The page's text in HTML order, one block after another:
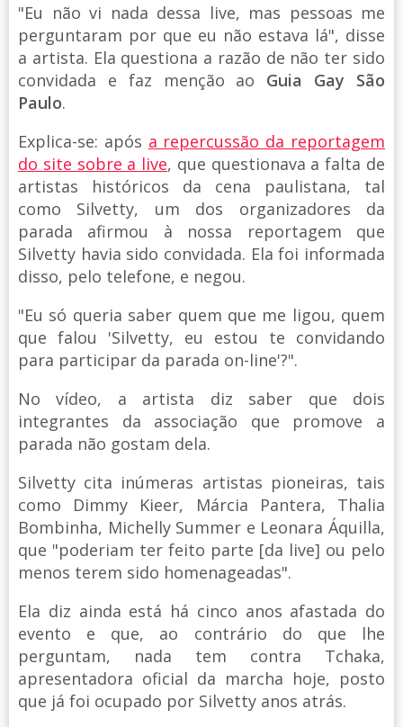
"Eu não vi nada dessa live, mas pessoas me
perguntaram por que eu não estava lá", disse
a artista. Ela questiona a razão de não ter sido
convidada e faz menção ao Guia Gay São
Paulo.
Explica-se: após a repercussão da reportagem
do site sobre a live, que questionava a falta de
artistas históricos da cena paulistana, tal
como Silvetty, um dos organizadores da
parada afirmou à nossa reportagem que
Silvetty havia sido convidada. Ela foi informada
disso, pelo telefone, e negou.
"Eu só queria saber quem que me ligou, quem
que falou 'Silvetty, eu estou te convidando
para participar da parada on-line'?".
No vídeo, a artista diz saber que dois
integrantes da associação que promove a
parada não gostam dela.
Silvetty cita inúmeras artistas pioneiras, tais
como Dimmy Kieer, Márcia Pantera, Thalia
Bombinha, Michelly Summer e Leonara Áquilla,
que "poderiam ter feito parte [da live] ou pelo
menos terem sido homenageadas".
Ela diz ainda está há cinco anos afastada do
evento e que, ao contrário do que lhe
perguntam, nada tem contra Tchaka,
apresentadora oficial da marcha hoje, posto
que já foi ocupado por Silvetty anos atrás.